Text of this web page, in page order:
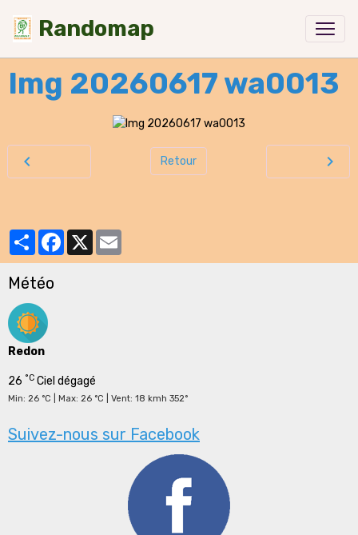
Randomap
Img 20260617 wa0013
Retour
PartagerFacebook
X
Météo
Redon
26 °C Ciel dégagé
Min: 26 °C | Max: 26 °C | Vent: 18 kmh 352°
Suivez-nous sur Facebook